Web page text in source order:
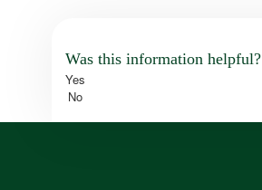
Was this information helpful?
Yes
No